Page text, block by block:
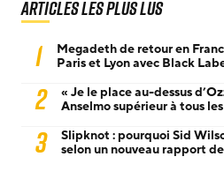
Articles les plus lus
1
Megadeth de retour en
Paris et Lyon avec Black
2
« Je le place au-dessus
Anselmo supérieur à tous
3
Slipknot : pourquoi Sid
selon un nouveau rapport